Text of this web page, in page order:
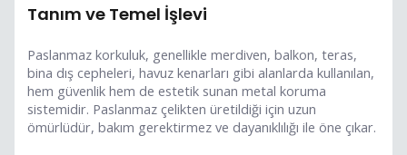
Tanım ve Temel İşlevi
Paslanmaz korkuluk, genellikle merdiven, balkon, teras,
bina dış cepheleri, havuz kenarları gibi alanlarda kullanılan,
hem güvenlik hem de estetik sunan metal koruma
sistemidir. Paslanmaz çelikten üretildiği için uzun
ömürlüdür, bakım gerektirmez ve dayanıklılığı ile öne çıkar.